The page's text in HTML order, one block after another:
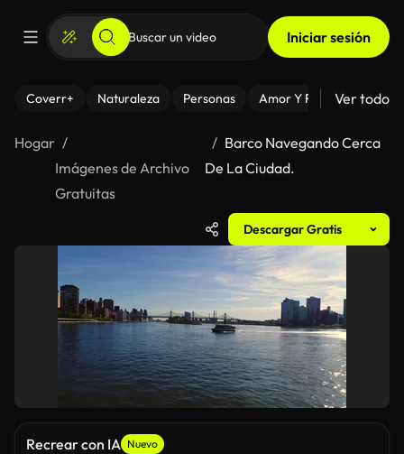
Iniciar sesión
Coverr+ Naturaleza Personas Amor Y Relaciones
Ver todo
Hogar
Imágenes de Archivo
Gratuitas
Barco Navegando Cerca
De La Ciudad.
Descargar Gratis
Recrear con IA Nuevo